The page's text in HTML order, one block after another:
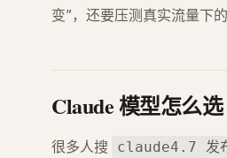
变”，还要压测真实流量下
Claude 模型怎么选
很多人搜 claude4.7 发